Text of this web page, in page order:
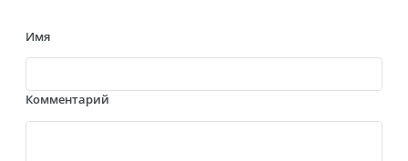
Имя
Комментарий